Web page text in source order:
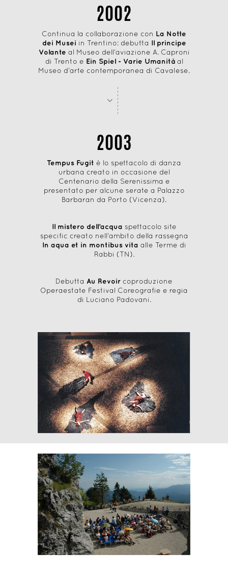
2002
Continua la collaborazione con La Notte
dei Musei in Trentino: debutta Il principe
Volante al Museo dell’aviazione A. Caproni
di Trento e Ein Spiel - Varie Umanitàal
Museo d’arte contemporanea di Cavalese.
---
- ----
>
2003
Tempus Fugit è lo spettacolo di danza
urbana creato in occasione del
Centenario della Serenissima e
presentato per alcune serate a Palazzo
Barbaran da Porto (Vicenza).
Il mistero dell’acqua spettacolo site
specific creato nell’ambito della rassegna
In aqua et in montibus vita alle Terme di
Rabbi (TN).
Debutta Au Revoir coproduzione
Operaestate Festival Coreografie e regia
di Luciano Padovani.